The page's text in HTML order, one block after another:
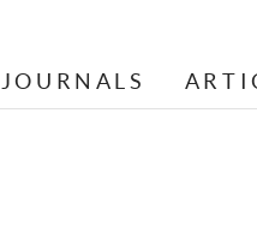
JOURNALS